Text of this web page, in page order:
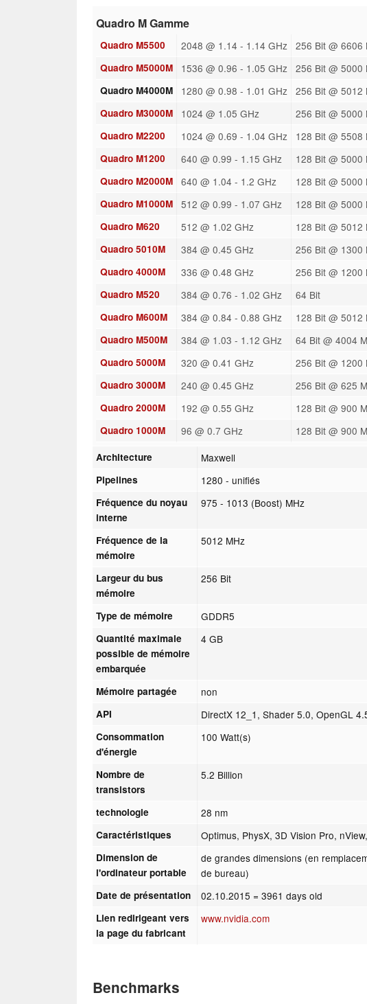
Quadro M Gamme
Quadro M5500 2048 @ 1.14 - 1.14 GHz 256 Bit @ 6606
Quadro M5000M 1536 @ 0.96 - 1.05 GHz 256 Bit @ 5000
Quadro M4000M 1280 @ 0.98 - 1.01 GHz 256 Bit @ 5012
Quadro M3000M 1024 @ 1.05 GHz 256 Bit @ 5000
Quadro M2200 1024 @ 0.69 - 1.04 GHz 128 Bit @ 5508
Quadro M1200 640 @ 0.99 - 1.15 GHz 128 Bit @ 5000
Quadro M2000M 640 @ 1.04 - 1.2 GHz 128 Bit @ 5000
Quadro M1000M 512 @ 0.99 - 1.07 GHz 128 Bit @ 5000
Quadro M620 512 @ 1.02 GHz 128 Bit @ 5012
Quadro 5010M 384 @ 0.45 GHz 256 Bit @ 1300
Quadro 4000M 336 @ 0.48 GHz 256 Bit @ 1200
Quadro M520 384 @ 0.76 - 1.02 GHz 64 Bit
Quadro M600M 384 @ 0.84 - 0.88 GHz 128 Bit @ 5012
Quadro M500M 384 @ 1.03 - 1.12 GHz 64 Bit @ 4004
Quadro 5000M 320 @ 0.41 GHz 256 Bit @ 1200
Quadro 3000M 240 @ 0.45 GHz 256 Bit @ 625
Quadro 2000M 192 @ 0.55 GHz 128 Bit @ 900
Quadro 1000M 96 @ 0.7 GHz 128 Bit @ 900
Architecture Maxwell
Pipelines 1280 - unifiés
Fréquence du noyau
interne
975 - 1013 (Boost) MHz
Fréquence de la
mémoire
5012 MHz
Largeur du bus
mémoire
256 Bit
Type de mémoire GDDR5
Quantité maximale
possible de mémoire
embarquée
4 GB
Mémoire partagée non
API DirectX 12_1, Shader 5.0, OpenGL
Consommation
d'énergie
100 Watt(s)
Nombre de
transistors
5.2 Billion
technologie 28 nm
Caractéristiques Optimus, PhysX, 3D Vision Pro,
Dimension de
l'ordinateur portable
de grandes dimensions (en
de bureau)
Date de présentation 02.10.2015 = 3961 days old
Lien redirigeant vers
la page du fabricant
www.nvidia.com
Benchmarks